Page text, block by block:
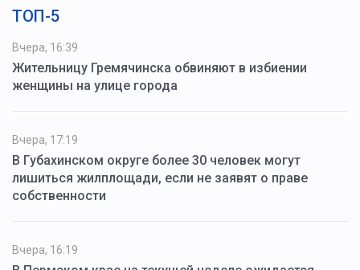
ТОП-5
Вчера, 16:39
Жительницу Гремячинска обвиняют в избиении
женщины на улице города
Вчера, 17:19
В Губахинском округе более 30 человек могут
лишиться жилплощади, если не заявят о праве
собственности
Вчера, 16:19